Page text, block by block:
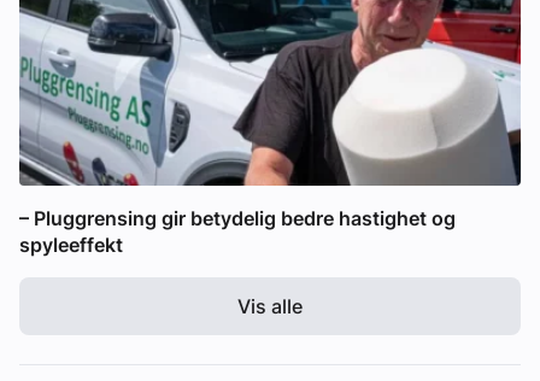
– Pluggrensing gir betydelig bedre hastighet og
spyleeffekt
Vis alle